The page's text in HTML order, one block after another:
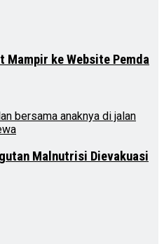
Mampir ke Website Pemda
Malnutrisi Dievakuasi